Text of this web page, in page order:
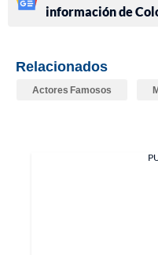
información de
Relacionados
Actores Famosos